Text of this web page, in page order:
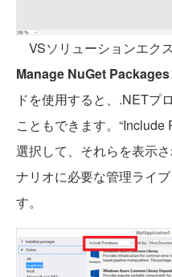
VSソリューションエク
Manage NuGet Packages
ドを使用すると、.NETプ
こともできます。“Include
選択して、それらを表示
ナリオに必要な管理ライ
す。